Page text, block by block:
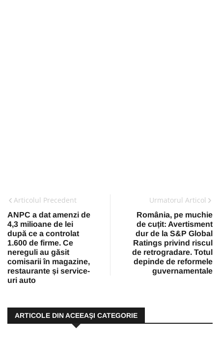
Articolul Precedent
ANPC a dat amenzi de
4,3 milioane de lei
după ce a controlat
1.600 de firme. Ce
nereguli au găsit
comisarii în magazine,
restaurante și service-
uri auto
Urmatorul Articol
România, pe muchie
de cuțit: Avertisment
dur de la S&P Global
Ratings privind riscul
de retrogradare. Totul
depinde de reformele
guvernamentale
ARTICOLE DIN ACEEAŞI CATEGORIE